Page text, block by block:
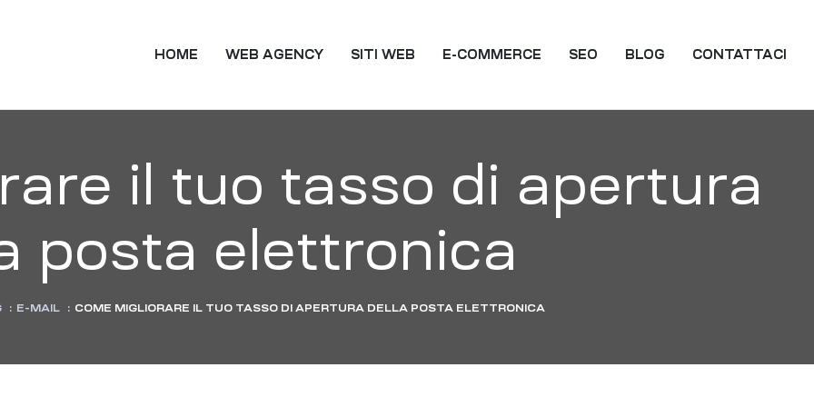
HOME WEB AGENCY SITI WEB E-COMMERCE SEO BLOG CONTATTACI
il tuo tasso di apertura
posta elettronica
: E-MAIL : COME MIGLIORARE IL TUO TASSO DI APERTURA DELLA POSTA ELETTRONICA